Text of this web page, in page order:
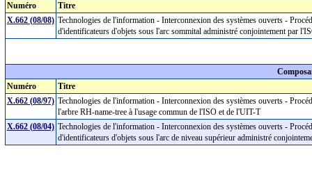
Numéro
Titre
X.662 (08/08) Technologies de l'information - Interconnexion des systèmes ouverts -
d'identificateurs d'objets sous l'arc sommital administré conjointement par
Numéro
Titre
X.662 (08/97) Technologies de l'information - Interconnexion des systèmes ouverts -
l'arbre RH-name-tree à l'usage commun de l'ISO et de l'UIT-T
X.662 (08/04) Technologies de l'information - Interconnexion des systèmes ouverts -
d'identificateurs d'objets sous l'arc de niveau supérieur administré